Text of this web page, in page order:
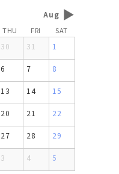
Aug ▶
THU FRI SAT
30 31 1
6 7 8
13 14 15
20 21 22
27 28 29
3 4 5